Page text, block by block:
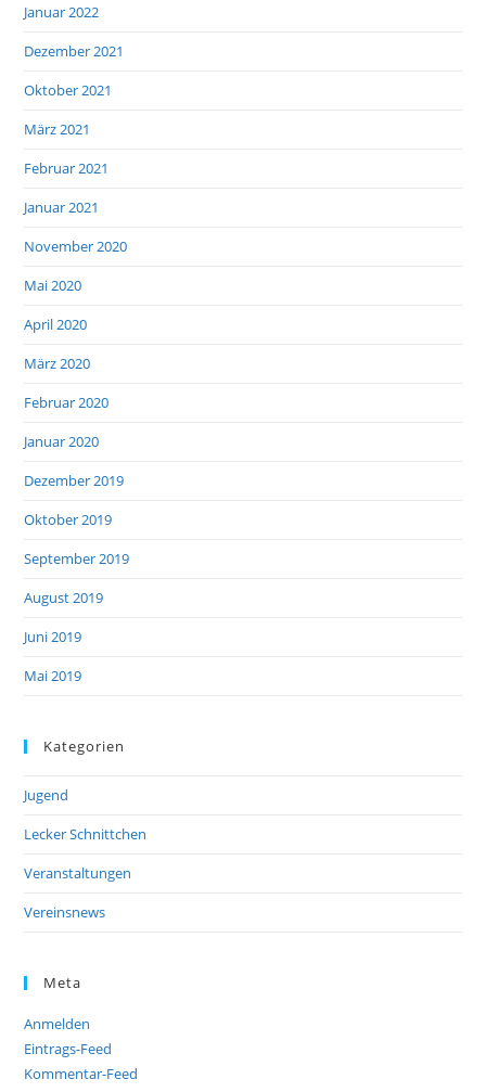
Januar 2022
Dezember 2021
Oktober 2021
März 2021
Februar 2021
Januar 2021
November 2020
Mai 2020
April 2020
März 2020
Februar 2020
Januar 2020
Dezember 2019
Oktober 2019
September 2019
August 2019
Juni 2019
Mai 2019
Kategorien
Jugend
Lecker Schnittchen
Veranstaltungen
Vereinsnews
Meta
Anmelden
Eintrags-Feed
Kommentar-Feed